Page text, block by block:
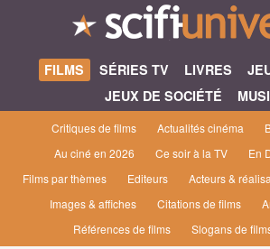
FILMS SÉRIES TV LIVRES
JEUX DE SOCIÉTÉ
Critiques de films Actualités cinéma
Au ciné en 2026
Ce soir à la TV En
Films par thèmes
Editeurs Acteurs &
Images & affiches
Citations de films
Références de films
Slogans de